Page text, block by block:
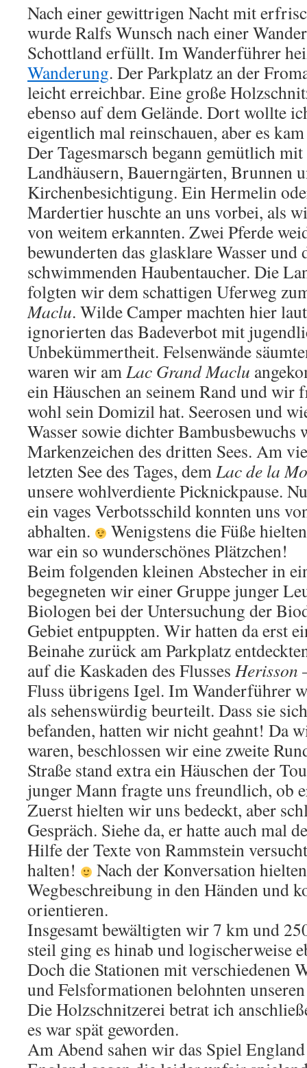
Nach einer gewittrigen Nacht mit
wurde Ralfs Wunsch nach einer
Schottland erfüllt. Im Wanderführer
Wanderung. Der Parkplatz an der
leicht erreichbar. Eine große
ebenso auf dem Gelände. Dort wollte
eigentlich mal reinschauen, aber es
Der Tagesmarsch begann gemütlich
Landhäusern, Bauerngärten, Brunnen
Kirchenbesichtigung. Ein Hermelin
Mardertier huschte an uns vorbei, als
von weitem erkannten. Zwei Pferde
bewunderten das glasklare Wasser und
schwimmenden Haubentaucher. Die
folgten wir dem schattigen Uferweg
Maclu. Wilde Camper machten hier
ignorierten das Badeverbot mit
Unbekümmertheit. Felsenwände
waren wir amLac Grand Maclu
ein Häuschen an seinem Rand und wir
wohl sein Domizil hat. Seerosen und
Wasser sowie dichter Bambusbewuchs
Markenzeichen des dritten Sees. Am
letzten See des Tages, demLac de la
unsere wohlverdiente Picknickpause.
ein vages Verbotsschild konnten uns
abhalten.
Wenigstens die Füße
war ein so wunderschönes Plätzchen!
Beim folgenden kleinen Abstecher in
begegneten wir einer Gruppe junger
Biologen bei der Untersuchung der
Gebiet entpuppten. Wir hatten da erst
Beinahe zurück am Parkplatz
auf die Kaskaden des Flusses Herisson
Fluss übrigens Igel. Im Wanderführer
als sehenswürdig beurteilt. Dass sie
befanden, hatten wir nicht geahnt! Da
waren, beschlossen wir eine zweite
Straße stand extra ein Häuschen der
junger Mann fragte uns freundlich, ob
Zuerst hielten wir uns bedeckt, aber
Gespräch. Siehe da, er hatte auch mal
Hilfe der Texte von Rammstein
halten!
Nach der Konversation
Wegbeschreibung in den Händen und
orientieren.
Insgesamt bewältigten wir 7 km und
steil ging es hinab und logischerweise
Doch die Stationen mit verschiedenen
und Felsformationen belohnten
Die Holzschnitzerei betrat ich
es war spät geworden.
Am Abend sahen wir das Spiel